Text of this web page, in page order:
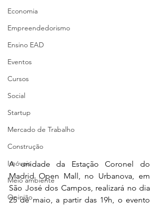
Economia
Empreendedorismo
Ensino EAD
Eventos
Cursos
Social
Startup
Mercado de Trabalho
Construção
Imóveis
Meio ambiente
Opinião
A unidade da Estação Coronel do
Madrid Open Mall, no Urbanova, em
São José dos Campos, realizará no dia
25 de maio, a partir das 19h, o evento